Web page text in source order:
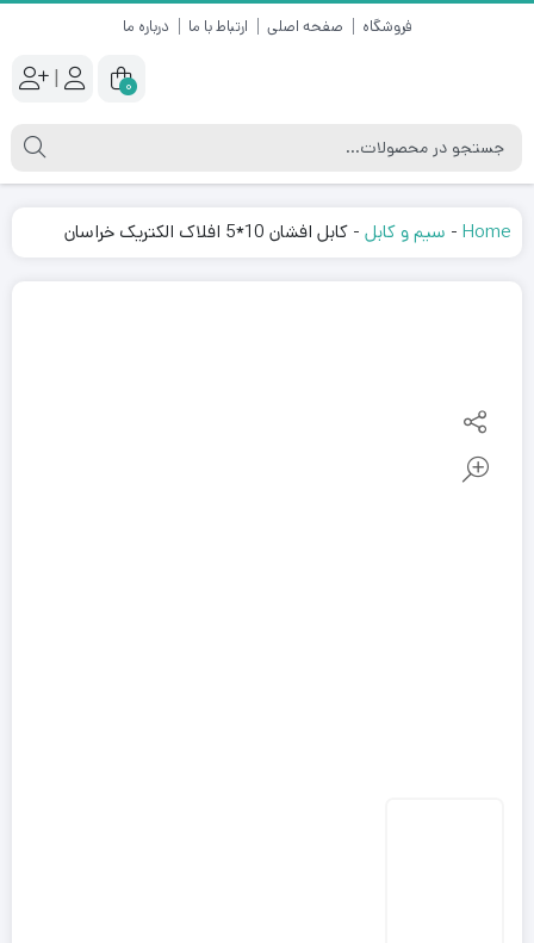
فروشگاه صفحه اصلی ارتباط با ما درباره ما
0
|
Home
- سیم و کابل - کابل افشان 10*5 افلاک الکتریک خراسان